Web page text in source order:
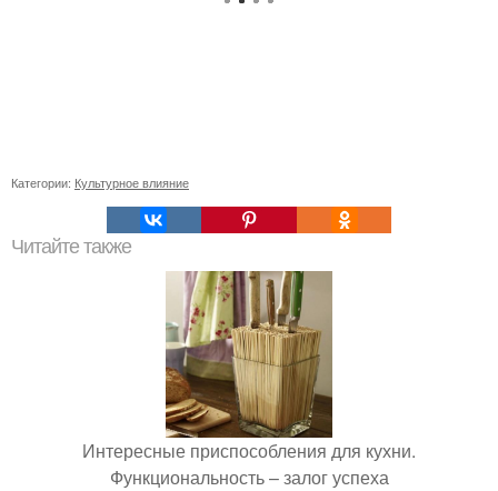
Категории: Культурное влияние
Читайте также
Интересные приспособления для кухни.
Функциональность – залог успеха